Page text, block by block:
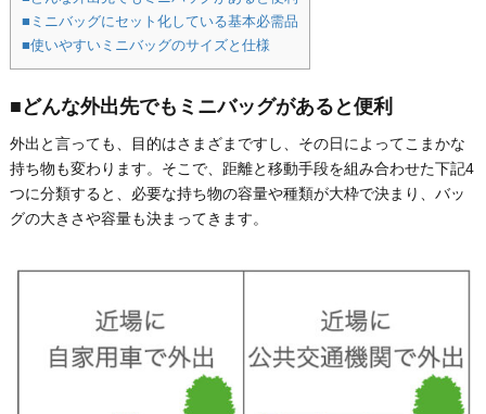
■ミニバッグにセット化している基本必需品
■使いやすいミニバッグのサイズと仕様
■どんな外出先でもミニバッグがあると便利
外出と言っても、目的はさまざまですし、その日によってこまかな
持ち物も変わります。そこで、距離と移動手段を組み合わせた下記4
つに分類すると、必要な持ち物の容量や種類が大枠で決まり、バッ
グの大きさや容量も決まってきます。